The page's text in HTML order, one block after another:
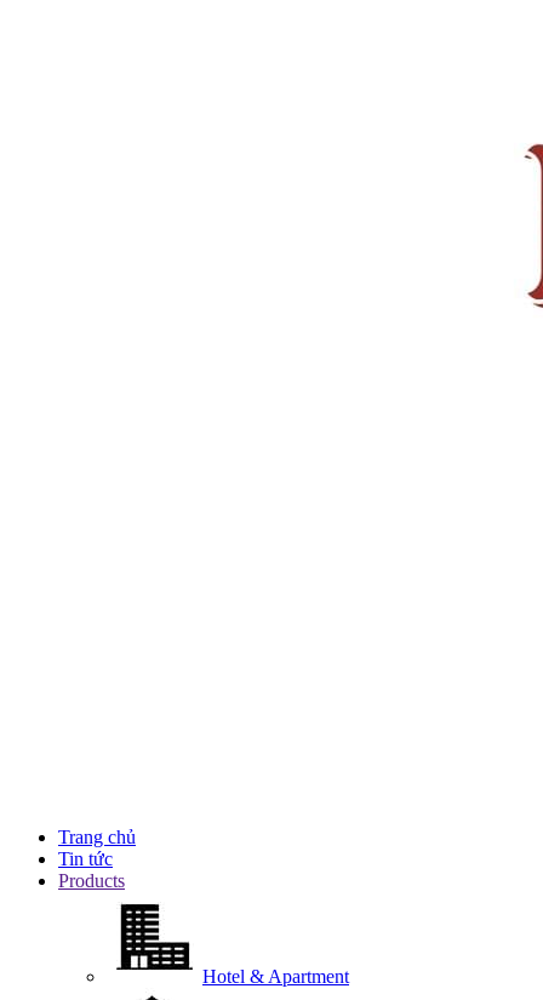
Trang chủ
Tin tức
Products
Hotel & Apartment